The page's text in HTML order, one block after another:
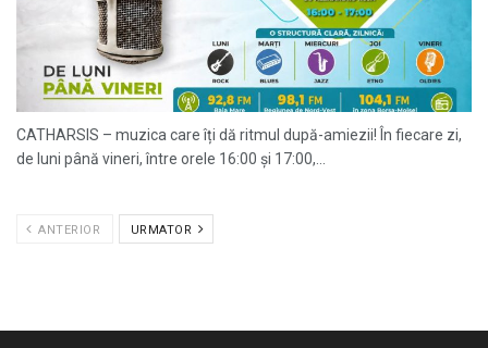
CATHARSIS – muzica care îți dă ritmul după-amiezii! În fiecare zi,
de luni până vineri, între orele 16:00 și 17:00,...
ANTERIOR URMATOR